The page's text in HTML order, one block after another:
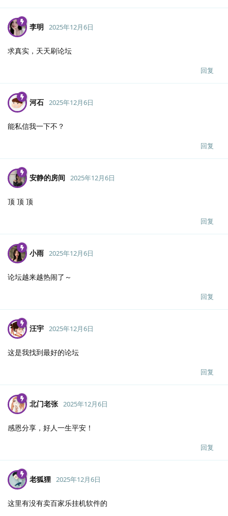
李明 2025年12月6日
求真实，天天刷论坛
回复
河石 2025年12月6日
能私信我一下不？
回复
安静的房间 2025年12月6日
顶 顶 顶
回复
小雨 2025年12月6日
论坛越来越热闹了～
回复
汪宇 2025年12月6日
这是我找到最好的论坛
回复
北门老张 2025年12月6日
感恩分享，好人一生平安！
回复
老狐狸 2025年12月6日
这里有没有卖百家乐挂机软件的